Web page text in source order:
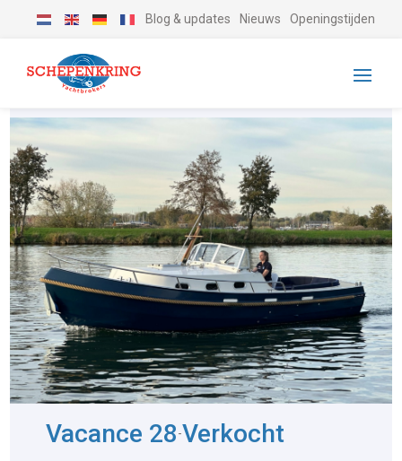
Blog & updates Nieuws Openingstijden
Vacance 28-Verkocht